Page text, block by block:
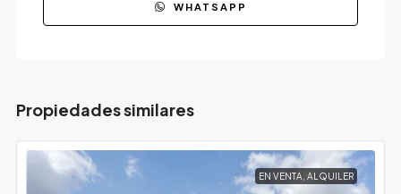
WHATSAPP
Propiedades similares
EN VENTA, ALQUILER